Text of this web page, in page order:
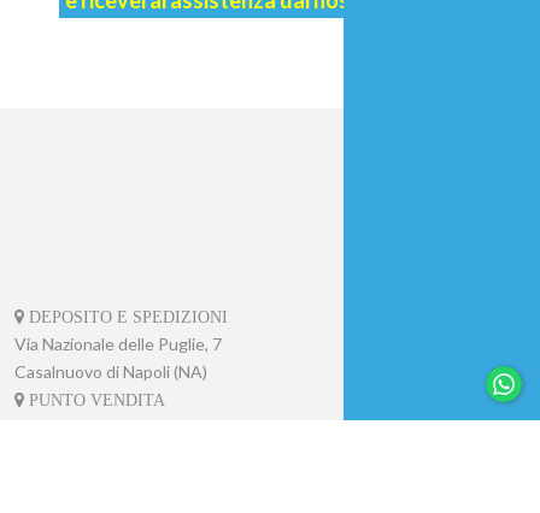
e riceverai assistenza dai nostri operatori.
Via Nazionale delle Puglie, 7
Casalnuovo di Napoli (NA)